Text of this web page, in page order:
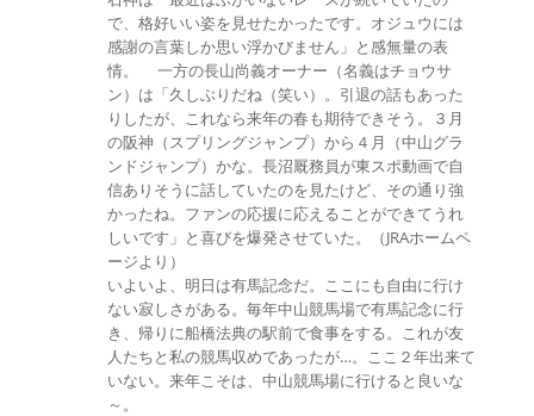
で、格好いい姿を見せたかったです。オジュウには
感謝の言葉しか思い浮かびません」と感無量の表
情。 一方の長山尚義オーナー（名義はチョウサ
ン）は「久しぶりだね（笑い）。引退の話もあった
りしたが、これなら来年の春も期待できそう。３月
の阪神（スプリングジャンプ）から４月（中山グラ
ンドジャンプ）かな。長沼厩務員が東スポ動画で自
信ありそうに話していたのを見たけど、その通り強
かったね。ファンの応援に応えることができてうれ
しいです」と喜びを爆発させていた。（JRAホームペ
ージより）
いよいよ、明日は有馬記念だ。ここにも自由に行け
ない寂しさがある。毎年中山競馬場で有馬記念に行
き、帰りに船橋法典の駅前で食事をする。これが友
人たちと私の競馬収めであったが…。ここ２年出来て
いない。来年こそは、中山競馬場に行けると良いな
～。